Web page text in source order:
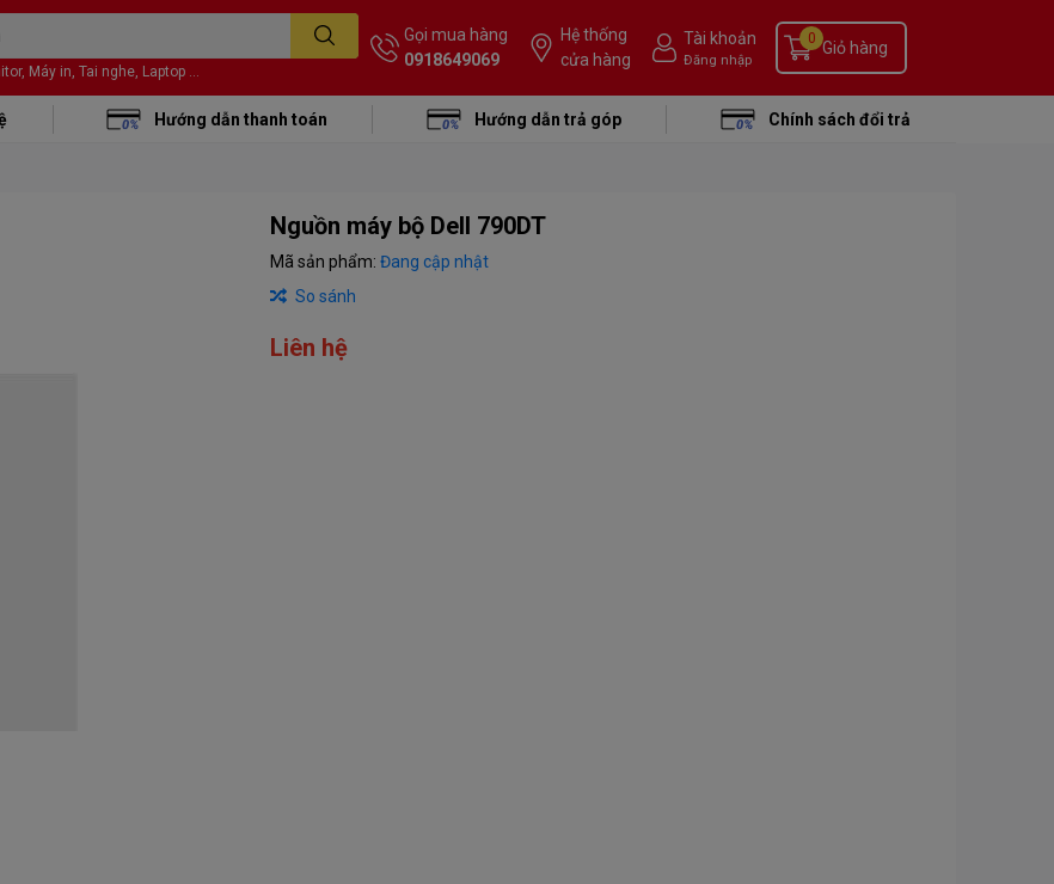
Máy in, Tai nghe, Laptop ...
Gọi mua hàng
0918649069
Hệ thống
cửa hàng
Tài khoản
Đăng nhập
Giỏ hàng
0
Hướng dẫn thanh toán Hướng dẫn trả góp Chính sách đổi trả
Nguồn máy bộ Dell 790DT
Mã sản phẩm: Đang cập nhật
So sánh
Liên hệ